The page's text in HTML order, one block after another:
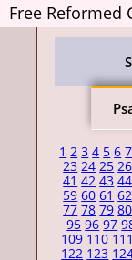
Free Reformed
1 2 3 4 5 6 7
23 24 25 26
41 42 43 44
59 60 61 62
77 78 79 80
95 96 97
109 110 111
122 123